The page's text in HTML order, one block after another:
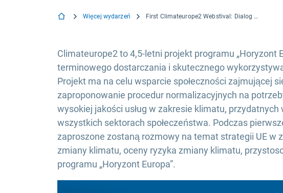
Więcej wydarzeń First Climateurope2 Webstival: Dialog naukowy i społeczny na temat usług i innowacji w dziedzinie klimatu
Climateurope2 to 4,5-letni projekt programu „Horyzont
terminowego dostarczania i skutecznego
Projekt ma na celu wsparcie społeczności zajmującej
zaproponowanie procedur normalizacyjnych na
wysokiej jakości usług w zakresie klimatu,
wszystkich sektorach społeczeństwa. Podczas
zaproszone zostaną rozmowy na temat strategii UE w
zmiany klimatu, oceny ryzyka zmiany klimatu,
programu „Horyzont Europa”.